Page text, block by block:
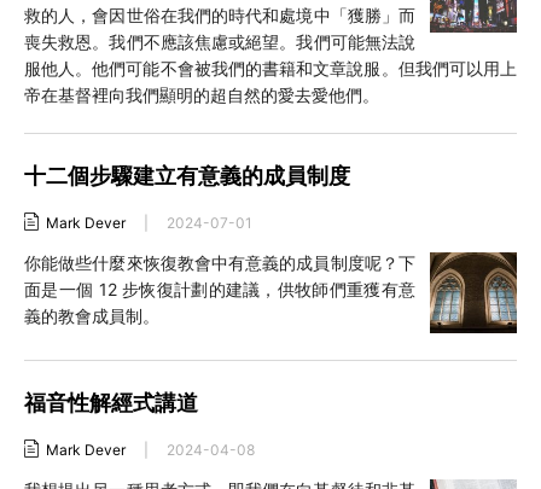
救的人，會因世俗在我們的時代和處境中「獲勝」而
喪失救恩。我們不應該焦慮或絕望。我們可能無法說
服他人。他們可能不會被我們的書籍和文章說服。但我們可以用上
帝在基督裡向我們顯明的超自然的愛去愛他們。
十二個步驟建立有意義的成員制度
Mark Dever 2024-07-01
你能做些什麼來恢復教會中有意義的成員制度呢？下
面是一個 12 步恢復計劃的建議，供牧師們重獲有意
義的教會成員制。
福音性解經式講道
Mark Dever 2024-04-08